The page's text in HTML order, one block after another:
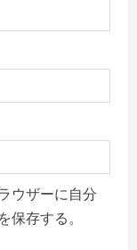
ウザーに自分
存する。